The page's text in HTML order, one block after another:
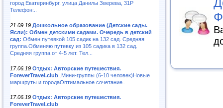
город Екатеринбург, улица Данилы Зверева, 31Р
Телефон:..
21.09.19 Дошкольное образование (Детские сады.
Ясли): Обмен детскими садами. Очередь в детский
сад: Обмен путевкой 105 садик на 132 сад. Средняя
группа.Обменяю путевку из 105 садика в 132 сад.
Средняя группа от 4-5 лет. Тел...
17.06.19 Отдых: Авторские путешествия.
ForeverTravel.club .Мини-группы (6-10 человек)Новые
маршруты и городаОптимальное сочетание..
17.06.19 Отдых: Авторские путешествия.
ForeverTravel.club